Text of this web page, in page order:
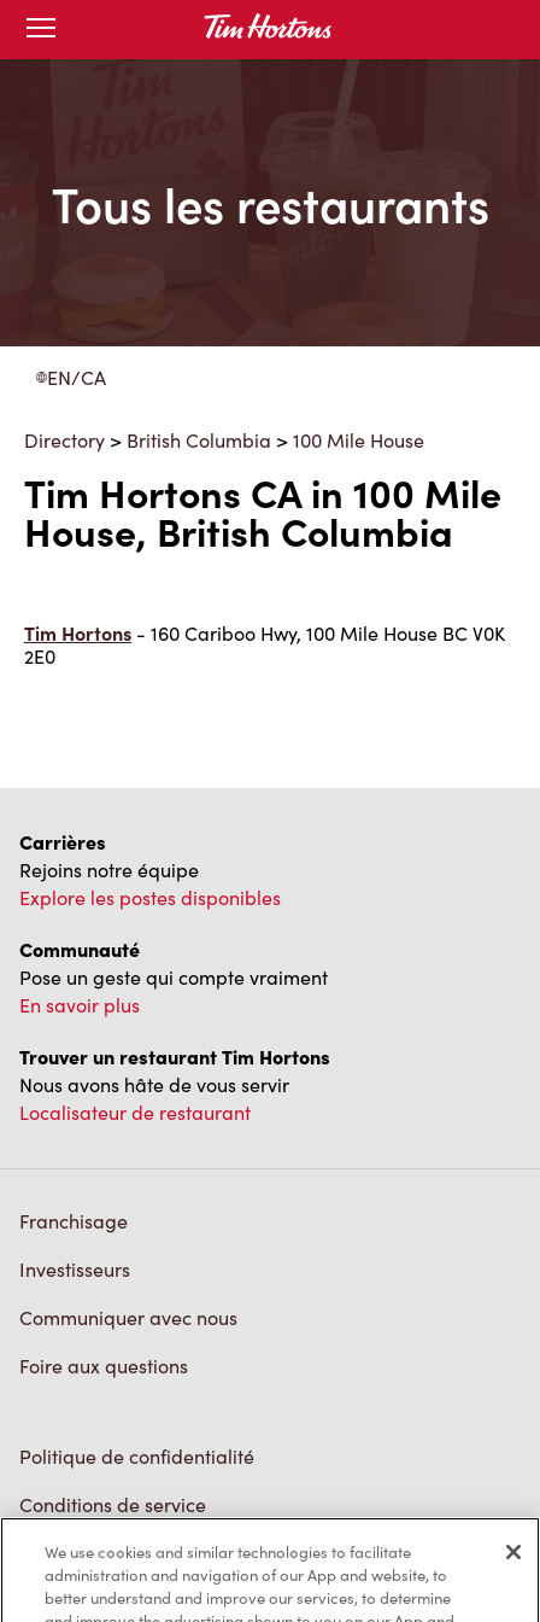
Skip
Open
mobile
menu
Tous les restaurants
EN/CA
Directory > British Columbia >100 Mile House
Tim Hortons CA in 100 Mile
House, British Columbia
Tim Hortons - 160 Cariboo Hwy, 100 Mile House BC V0K
2E0
Carrières
Rejoins notre équipe
Explore les postes disponibles
Communauté
Pose un geste qui compte vraiment
En savoir plus
Trouver un restaurant Tim Hortons
Nous avons hâte de vous servir
Localisateur de restaurant
Franchisage
Investisseurs
Communiquer avec nous
Foire aux questions
Politique de confidentialité
Conditions de service
Marques de commerce
Accessibilité
We use cookies and similar technologies to facilitate
administration and navigation of our App and website, to
better understand and improve our services, to determine